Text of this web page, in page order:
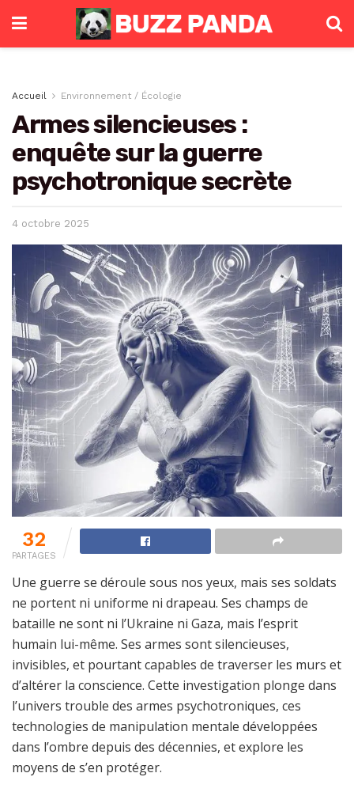
Accueil Environnement / Écologie
Armes silencieuses :
enquête sur la guerre
psychotronique secrète
4 octobre 2025
32
PARTAGES
Une guerre se déroule sous nos yeux, mais ses soldats
ne portent ni uniforme ni drapeau. Ses champs de
bataille ne sont ni l’Ukraine ni Gaza, mais l’esprit
humain lui-même. Ses armes sont silencieuses,
invisibles, et pourtant capables de traverser les murs et
d’altérer la conscience. Cette investigation plonge dans
l’univers trouble des armes psychotroniques, ces
technologies de manipulation mentale développées
dans l’ombre depuis des décennies, et explore les
moyens de s’en protéger.